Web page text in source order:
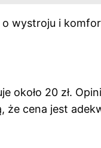
wystroju i
około 20 zł.
że cena jest